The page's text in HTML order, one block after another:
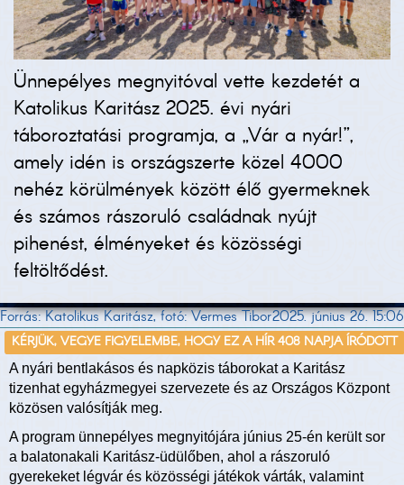
Ünnepélyes megnyitóval vette kezdetét a
Katolikus Karitász 2025. évi nyári
táboroztatási programja, a „Vár a nyár!”,
amely idén is országszerte közel 4000
nehéz körülmények között élő gyermeknek
és számos rászoruló családnak nyújt
pihenést, élményeket és közösségi
feltöltődést.
Forrás: Katolikus Karitász, fotó: Vermes Tibor2025. június 26. 15:06
KÉRJÜK, VEGYE FIGYELEMBE, HOGY EZ A HÍR 408 NAPJA ÍRÓDOTT
A nyári bentlakásos és napközis táborokat a Karitász
tizenhat egyházmegyei szervezete és az Országos Központ
közösen valósítják meg.
A program ünnepélyes megnyitójára június 25-én került sor
a balatonakali Karitász-üdülőben, ahol a rászoruló
gyerekeket légvár és közösségi játékok várták, valamint